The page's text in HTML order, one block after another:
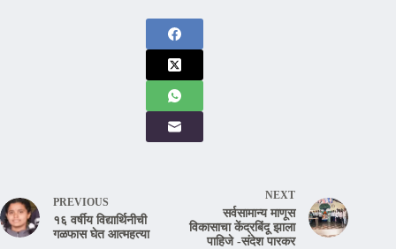
PREVIOUS
१६ वर्षीय विद्यार्थिनीची
गळफास घेत आत्महत्या
NEXT
सर्वसामान्य माणूस
विकासाचा केंद्रबिंदू झाला
पाहिजे -संदेश पारकर